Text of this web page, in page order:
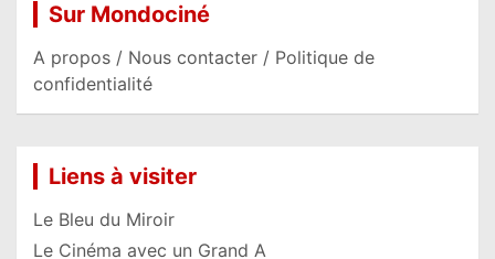
Sur Mondociné
A propos / Nous contacter / Politique de
confidentialité
Liens à visiter
Le Bleu du Miroir
Le Cinéma avec un Grand A